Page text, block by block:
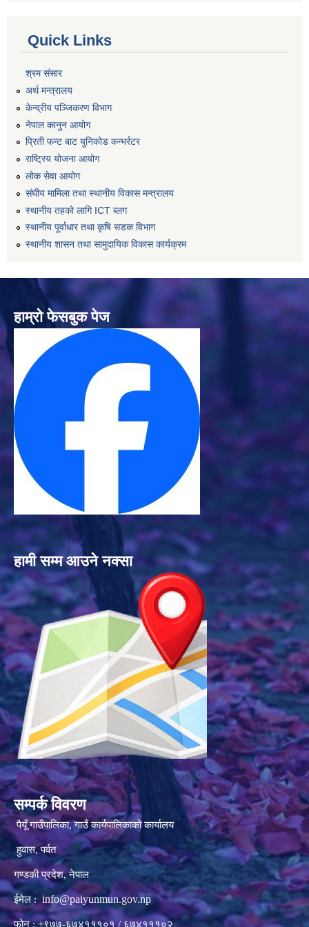
Quick Links
श्रम संसार
अर्थ मन्त्रालय
केन्द्रीय पञ्जिकरण विभाग
नेपाल कानुन आयोग
प्रिती फन्ट बाट युनिकोड कन्भर्रटर
राष्ट्रिय योजना आयोग
लोक सेवा आयोग
संघीय मामिला तथा स्थानीय विकास मन्त्रालय
स्थानीय तहको लागि ICT ब्लग
स्थानीय पूर्वाधार तथा कृषि सडक विभाग
स्थानीय शासन तथा सामुदायिक विकास कार्यक्रम
हाम्रो फेसबुक पेज
हामी सम्म आउने नक्सा
सम्पर्क विवरण
पैयूँ गाउँपालिका, गाउँ कार्यपालिकाको कार्यालय
हुवास, पर्वत
गण्डकी प्रदेश, नेपाल
ईमेल : info@paiyunmun.gov.np
फोन : +९७७-६७४१११०१ / ६७४१११०२